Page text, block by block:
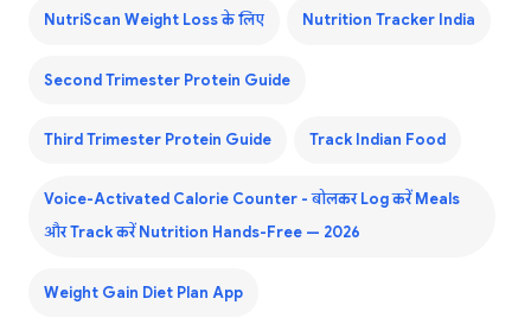
NutriScan Weight Loss के लिए Nutrition Tracker India
Second Trimester Protein Guide
Third Trimester Protein Guide Track Indian Food
Voice-Activated Calorie Counter - बोलकर Log करें Meals
और Track करें Nutrition Hands-Free — 2026
Weight Gain Diet Plan App